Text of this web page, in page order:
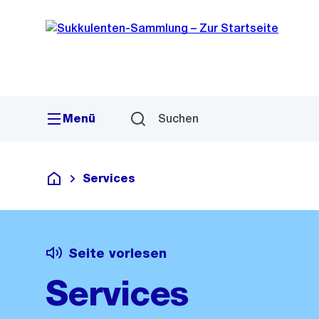
Navigation
Sprunglink
Menü Suchen
Deutsch
Services
Seite vorlesen
Services